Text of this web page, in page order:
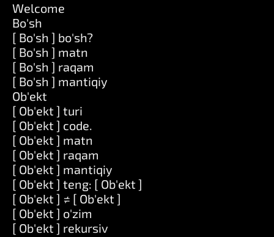
Welcome
Bo'sh
[ Bo'sh ] bo'sh?
[ Bo'sh ] matn
[ Bo'sh ] raqam
[ Bo'sh ] mantiqiy
Ob'ekt
[ Ob'ekt ] turi
[ Ob'ekt ] code.
[ Ob'ekt ] matn
[ Ob'ekt ] raqam
[ Ob'ekt ] mantiqiy
[ Ob'ekt ] teng: [ Ob'ekt ]
[ Ob'ekt ] ≠ [ Ob'ekt ]
[ Ob'ekt ] o'zim
[ Ob'ekt ] rekursiv